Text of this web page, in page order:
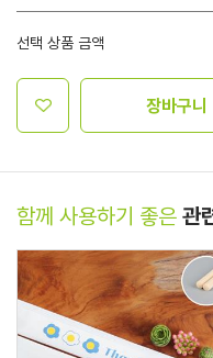
선택 상품 금액
장바구니
함께 사용하기 좋은 관